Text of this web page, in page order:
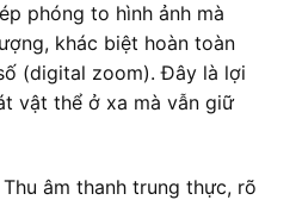
phóng to hình ảnh mà
khác biệt hoàn toàn
(digital zoom). Đây là lợi
vật thể ở xa mà vẫn giữ
Thu âm thanh trung thực, rõ